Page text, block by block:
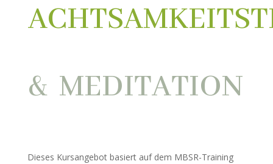
&  MEDITATION
Dieses Kursangebot basiert auf dem MBSR-Training